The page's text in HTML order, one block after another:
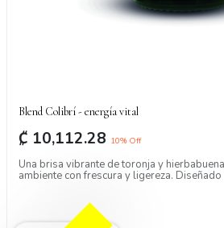
Blend Colibrí - energía vital
₡ 10,112.28 10% Off
Una brisa vibrante de toronja y
ambiente con frescura y ligereza.